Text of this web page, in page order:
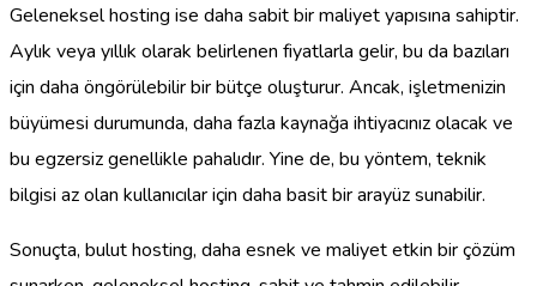
Geleneksel hosting ise daha sabit bir maliyet yapısına sahiptir.
Aylık veya yıllık olarak belirlenen fiyatlarla gelir, bu da bazıları
için daha öngörülebilir bir bütçe oluşturur. Ancak, işletmenizin
büyümesi durumunda, daha fazla kaynağa ihtiyacınız olacak ve
bu egzersiz genellikle pahalıdır. Yine de, bu yöntem, teknik
bilgisi az olan kullanıcılar için daha basit bir arayüz sunabilir.
Sonuçta, bulut hosting, daha esnek ve maliyet etkin bir çözüm